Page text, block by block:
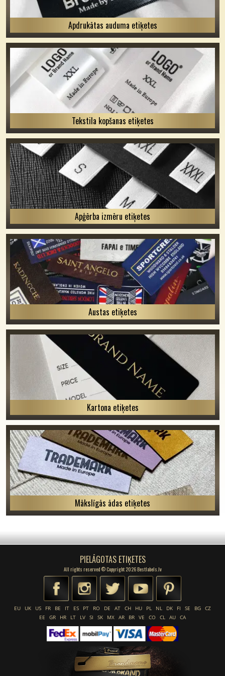
Apdrukātas auduma etiķetes
Tekstila kopšanas etiķetes
Apģērba izmēru etiķetes
Austas etiķetes
Kartona etiķetes
Mākslīgās ādas etiķetes
PIELĀGOTAS ETIĶETES
All rights reserved © Copyright 2026 Bestlabels.lv
EU UK US FR BE IT ES PT RO DE AT CH HU PL NL DK FI SE BG CZ
EE
GR HR LT LV SI SK MX AR BR VE CO CL AU CA